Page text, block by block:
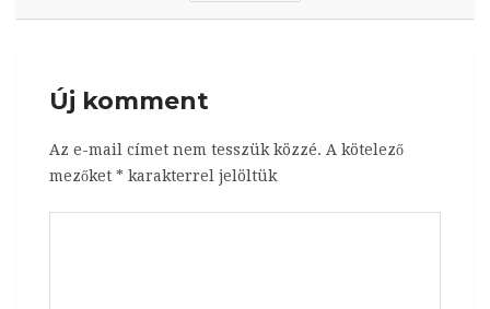
Új komment
Az e-mail címet nem tesszük közzé. A kötelező
mezőket * karakterrel jelöltük